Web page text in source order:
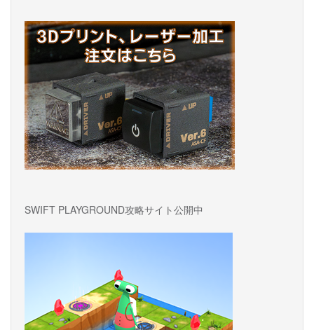
ョ
ン
SWIFT PLAYGROUND攻略サイト公開中